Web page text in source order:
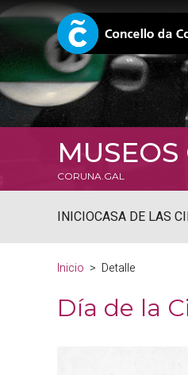
CORUNA.GAL
INICIOCASA DE LAS
Inicio Detalle
Día de la